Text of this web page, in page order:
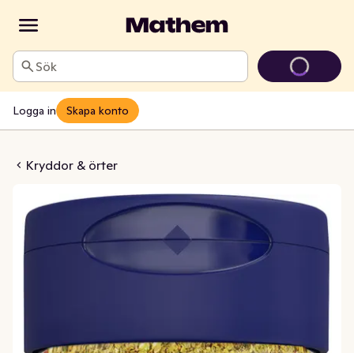
Sök
Logga in Skapa konto
Kryddor & örter